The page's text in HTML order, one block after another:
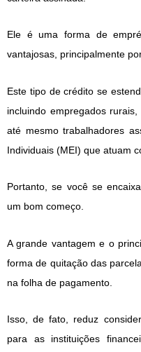
Ele é uma forma de
vantajosas, principalmente
Este tipo de crédito se
incluindo empregados
até mesmo trabalhadores
Individuais (MEI) que atuam
Portanto, se você se
um bom começo.
A grande vantagem e o
forma de quitação das
na folha de pagamento.
Isso, de fato, reduz
para as instituições